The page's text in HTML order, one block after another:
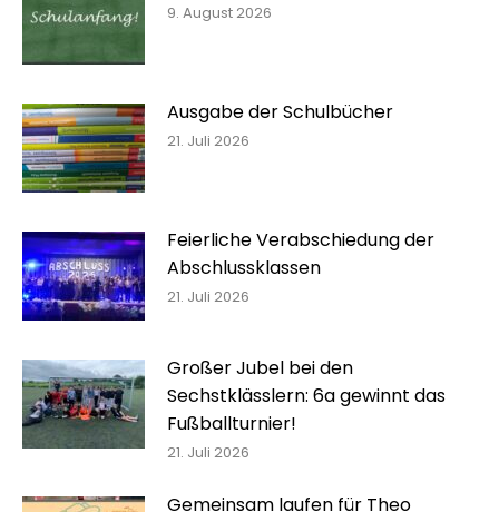
9. August 2026
Ausgabe der Schulbücher
21. Juli 2026
Feierliche Verabschiedung der
Abschlussklassen
21. Juli 2026
Großer Jubel bei den
Sechstklässlern: 6a gewinnt das
Fußballturnier!
21. Juli 2026
Gemeinsam laufen für Theo